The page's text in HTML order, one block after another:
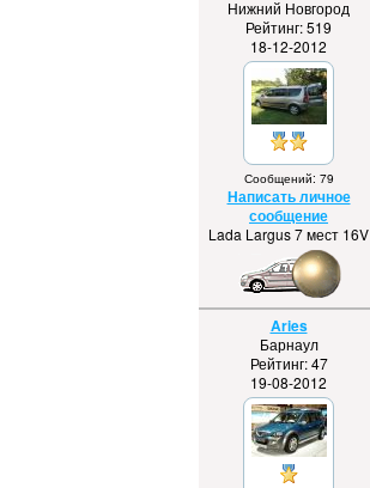
Нижний Новгород
Рейтинг: 519
18-12-2012
Сообщений: 79
Написать личное
сообщение
Lada Largus 7 мест 16V
Aries
Барнаул
Рейтинг: 47
19-08-2012